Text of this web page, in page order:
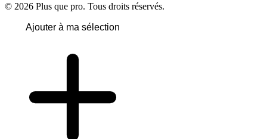
© 2026 Plus que pro. Tous droits réservés.
Ajouter à ma sélection